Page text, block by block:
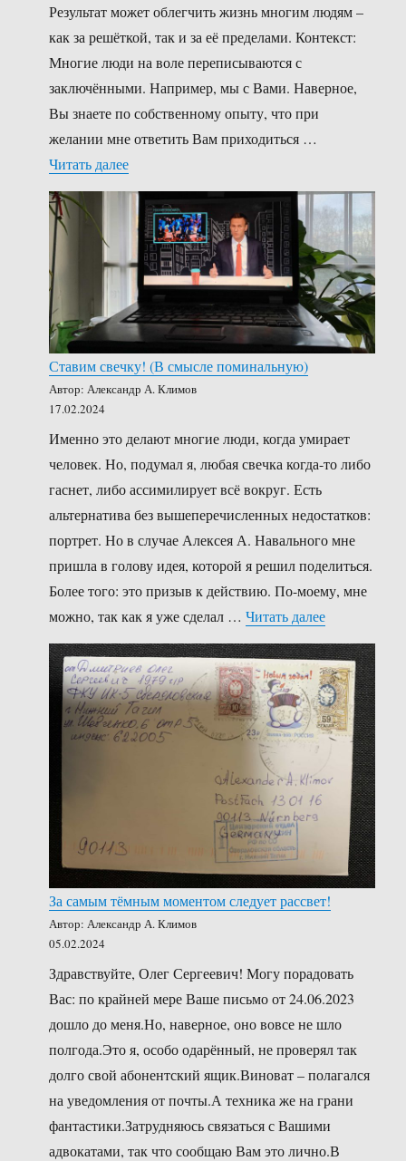
Результат может облегчить жизнь многим людям –
как за решёткой, так и за её пределами. Контекст:
Многие люди на воле переписываются с
заключёнными. Например, мы с Вами. Наверное,
Вы знаете по собственному опыту, что при
желании мне ответить Вам приходиться …
Читать далее«Великая почта великой державы (не
Ставим свечку! (В смысле поминальную)
Автор: Александр А. Климов
17.02.2024
Именно это делают многие люди, когда умирает
человек. Но, подумал я, любая свечка когда-то либо
гаснет, либо ассимилирует всё вокруг. Есть
альтернатива без вышеперечисленных недостатков:
портрет. Но в случае Алексея А. Навального мне
пришла в голову идея, которой я решил поделиться.
Более того: это призыв к действию. По-моему, мне
можно, так как я уже сделал …Читать далее«Ставим
За самым тёмным моментом следует рассвет!
Автор: Александр А. Климов
05.02.2024
Здравствуйте, Олег Сергеевич! Могу порадовать
Вас: по крайней мере Ваше письмо от 24.06.2023
дошло до меня.Но, наверное, оно вовсе не шло
полгода.Это я, особо одарённый, не проверял так
долго свой абонентский ящик.Виноват – полагался
на уведомления от почты.А техника же на грани
фантастики.Затрудняюсь связаться с Вашими
адвокатами, так что сообщаю Вам это лично.В